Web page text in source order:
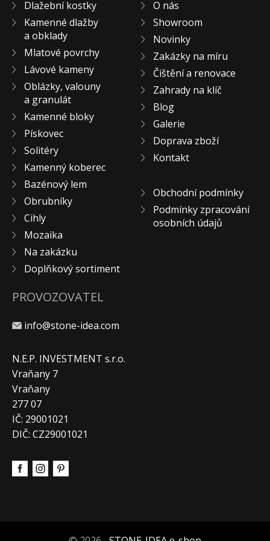
KONTAKT
Dlažební kostky
Kamenné dlažby
a obklady
Mlatové povrchy
Lávové kameny
Oblázky, valouny
a granulát
Kamenné bloky
Pískovec
Solitéry
Kamenný koberec
Bazénový lem
Obrubníky
Cihly
Mozaika
Na zakázku
Doplňkový sortiment
O nás
Showroom
Novinky
Zakázky na míru
Čištění a renovace
Zahrady na klíč
Blog
Galerie
Doprava zboží
Kontakt
Obchodní podmínky
Podmínky zpracování
osobních údajů
PROVOZOVATEL
info@stone-idea.com
N.E.P. INVESTMENT s.r.o.
Vraňany 7
Vraňany
277 07
IČ: 29001021
DIČ: CZ29001021